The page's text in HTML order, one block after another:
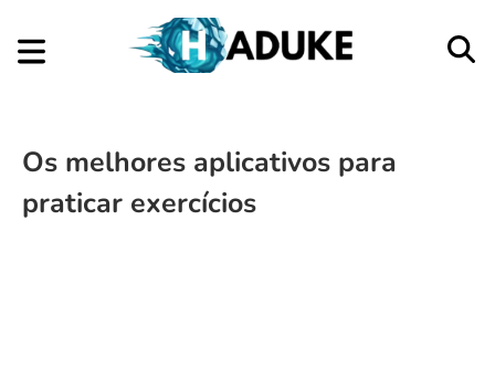
Os melhores aplicativos para
praticar exercícios